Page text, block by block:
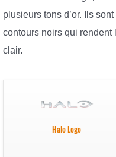
plusieurs tons d’or. Ils
contours noirs qui rendent
clair.
Halo Logo